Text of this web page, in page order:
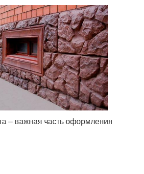
– важная часть оформления